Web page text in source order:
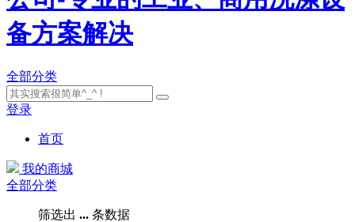
全部分类
登录
首页
我的商城
全部分类
筛选出 ... 条数据